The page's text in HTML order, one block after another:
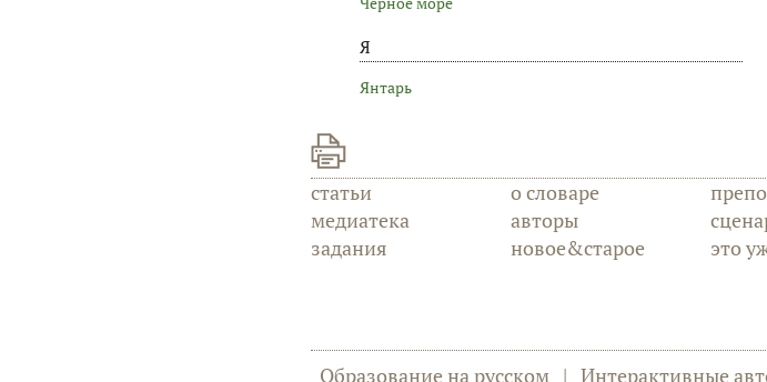
Я
Янтарь
статьи
медиатека
задания
о словаре
авторы
новое&старое
это
Образование на русском | Интерактивные